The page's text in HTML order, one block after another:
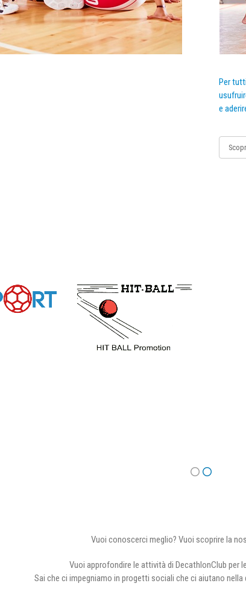
Per
e
Vuoi conoscerci meglio? Vuoi scoprire la
Vuoi approfondire le attività di DecathlonClub per
Sai che ci impegniamo in progetti sociali che ci aiutano